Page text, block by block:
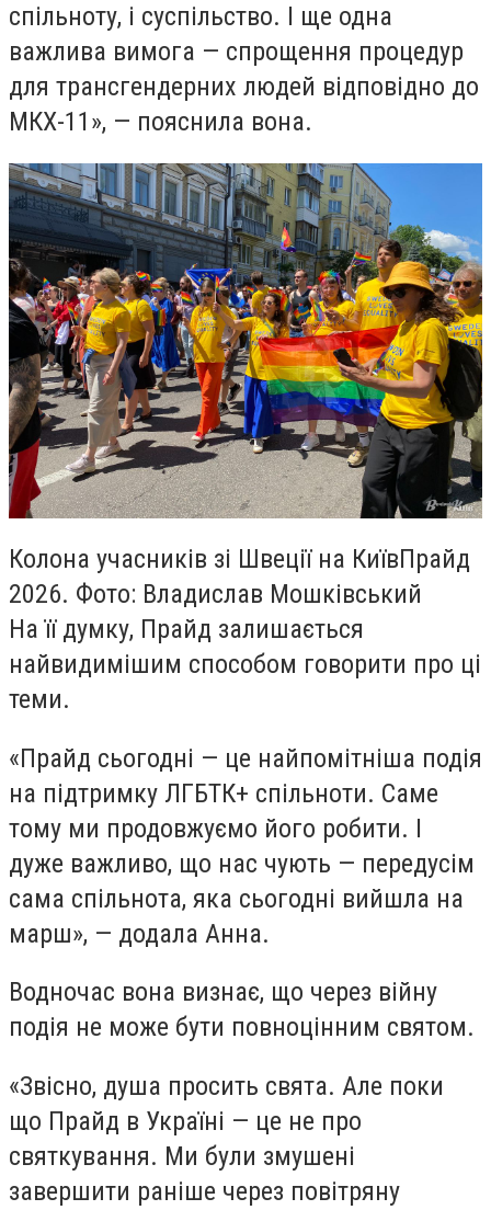
спільноту, і суспільство. І ще одна
важлива вимога — спрощення процедур
для трансгендерних людей відповідно до
МКХ-11», — пояснила вона.
Колона учасників зі Швеції на КиївПрайд
2026. Фото: Владислав Мошківський
На її думку, Прайд залишається
найвидимішим способом говорити про ці
теми.
«Прайд сьогодні — це найпомітніша подія
на підтримку ЛГБТК+ спільноти. Саме
тому ми продовжуємо його робити. І
дуже важливо, що нас чують — передусім
сама спільнота, яка сьогодні вийшла на
марш», — додала Анна.
Водночас вона визнає, що через війну
подія не може бути повноцінним святом.
«Звісно, душа просить свята. Але поки
що Прайд в Україні — це не про
святкування. Ми були змушені
завершити раніше через повітряну